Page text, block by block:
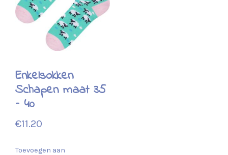
Enkelsokken
Schapen maat 35
– 40
€11.20
Toevoegen aan